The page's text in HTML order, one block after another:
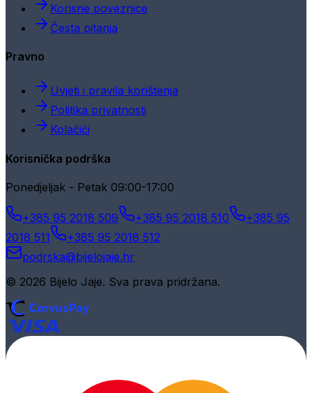
Korisne poveznice
Česta pitanja
Pravno
Uvjeti i pravila korištenja
Politika privatnosti
Kolačići
Korisnička podrška
Ponedjeljak - Petak 09:00-17:00
+385 95 2018 509 +385 95 2018 510
+385 95
2018 511
+385 95 2018 512
podrska@bijelojaje.hr
© 2026 Bijelo Jaje. Sva prava pridržana.